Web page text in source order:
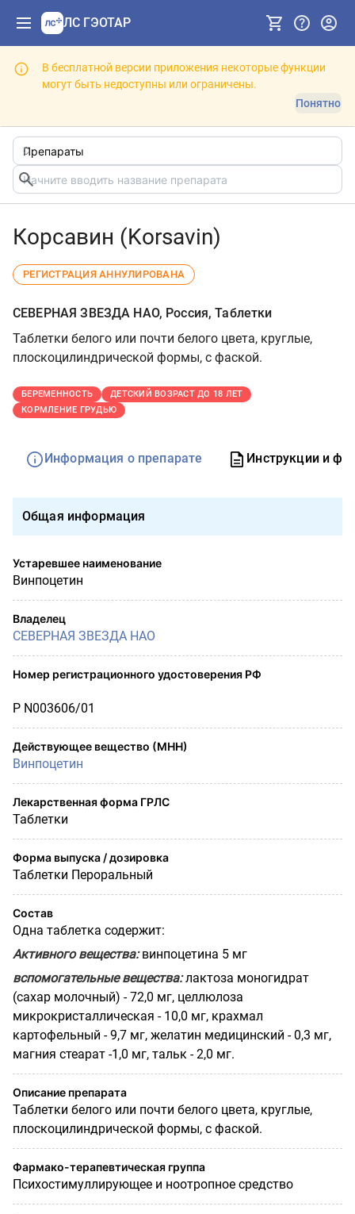
ЛС ГЭОТАР
В бесплатной версии приложения некоторые функции
могут быть недоступны или ограничены.
Понятно
Корсавин (Korsavin)
РЕГИСТРАЦИЯ АННУЛИРОВАНА
СЕВЕРНАЯ ЗВЕЗДА НАО, Россия, Таблетки
Таблетки белого или почти белого цвета, круглые,
плоскоцилиндрической формы, с фаской.
БЕРЕМЕННОСТЬ
ДЕТСКИЙ ВОЗРАСТ ДО 18 ЛЕТ
КОРМЛЕНИЕ ГРУДЬЮ
Информация о препарате Инструкции и
Общая информация
Устаревшее наименование
Винпоцетин
Владелец
СЕВЕРНАЯ ЗВЕЗДА НАО
Номер регистрационного удостоверения РФ
Р N003606/01
Действующее вещество (МНН)
Винпоцетин
Лекарственная форма ГРЛС
Таблетки
Форма выпуска / дозировка
Таблетки Пероральный
Состав
Одна таблетка содержит:
Активного вещества:винпоцетина 5 мг
вспомогательные вещества:лактоза моногидрат
(сахар молочный) - 72,0 мг, целлюлоза
микрокристаллическая - 10,0 мг, крахмал
картофельный - 9,7 мг, желатин медицинский - 0,3 мг,
магния стеарат -1,0 мг, тальк - 2,0 мг.
Описание препарата
Таблетки белого или почти белого цвета, круглые,
плоскоцилиндрической формы, с фаской.
Фармако-терапевтическая группа
Психостимуллирующее и ноотропное средство